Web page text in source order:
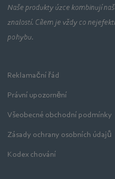
Naše produkty úzce kombinují
znalostí. Cílem je vždy co
pohybu.
Reklamační řád
Právní upozornění
Všeobecné obchodní podmínky
Zásady ochrany osobních údajů
Kodex chování